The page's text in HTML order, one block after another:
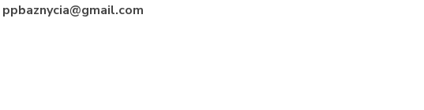
ppbaznycia@gmail.com